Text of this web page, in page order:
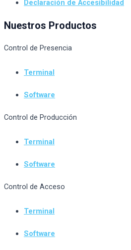
Declaración de Accesibilidad
Nuestros Productos
Control de Presencia
Terminal
Software
Control de Producción
Terminal
Software
Control de Acceso
Terminal
Software